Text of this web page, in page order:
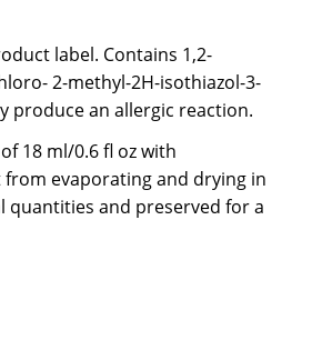
label. Contains 1,2-
2-methyl-2H-isothiazol-3-
produce an allergic reaction.
18 ml/0.6 fl oz with
evaporating and drying in
quantities and preserved for a